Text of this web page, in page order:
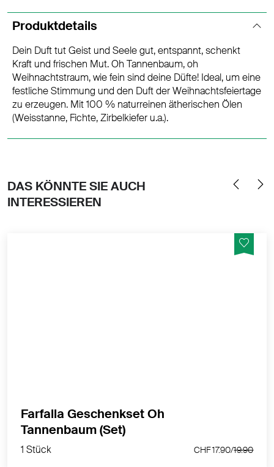
Produktdetails
Dein Duft tut Geist und Seele gut, entspannt, schenkt
Kraft und frischen Mut. Oh Tannenbaum, oh
Weihnachtstraum, wie fein sind deine Düfte! Ideal, um eine
festliche Stimmung und den Duft der Weihnachtsfeiertage
zu erzeugen. Mit 100 % naturreinen ätherischen Ölen
(Weisstanne, Fichte, Zirbelkiefer u.a.).
DAS KÖNNTE SIE AUCH
INTERESSIEREN
1 Stück
Farfalla Geschenkset Oh
Tannenbaum (Set)
1 Stück CHF 17.90/19.90